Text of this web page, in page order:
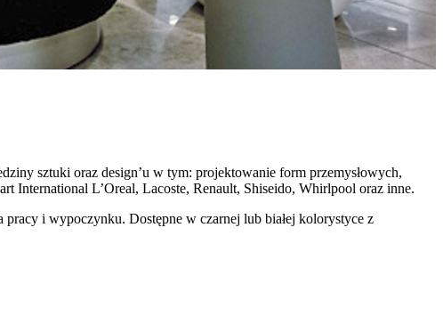
sztuki oraz design’u w tym: projektowanie form przemysłowych,
International L’Oreal, Lacoste, Renault, Shiseido, Whirlpool oraz inne.
pracy i wypoczynku. Dostępne w czarnej lub białej kolorystyce z